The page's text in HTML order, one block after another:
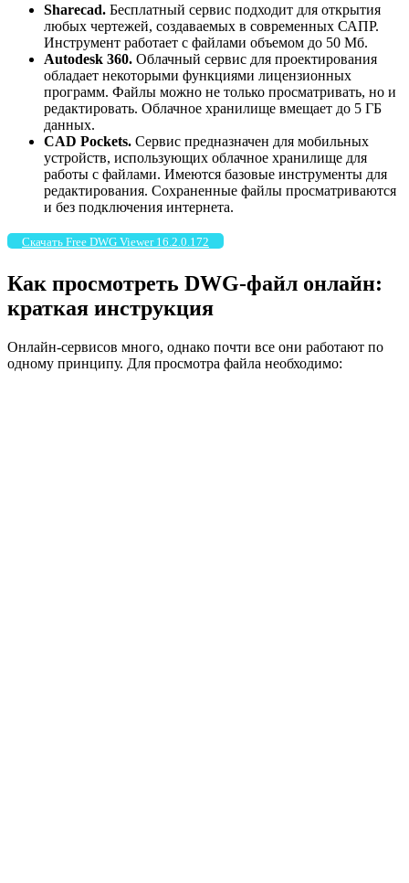
Sharecad. Бесплатный сервис подходит для открытия
любых чертежей, создаваемых в современных САПР.
Инструмент работает с файлами объемом до 50 Мб.
Autodesk 360. Облачный сервис для проектирования
обладает некоторыми функциями лицензионных
программ. Файлы можно не только просматривать, но и
редактировать. Облачное хранилище вмещает до 5 ГБ
данных.
CAD Pockets. Сервис предназначен для мобильных
устройств, использующих облачное хранилище для
работы с файлами. Имеются базовые инструменты для
редактирования. Сохраненные файлы просматриваются
и без подключения интернета.
Скачать Free DWG Viewer 16.2.0.172
Как просмотреть DWG-файл онлайн:
краткая инструкция
Онлайн-сервисов много, однако почти все они работают по
одному принципу. Для просмотра файла необходимо: